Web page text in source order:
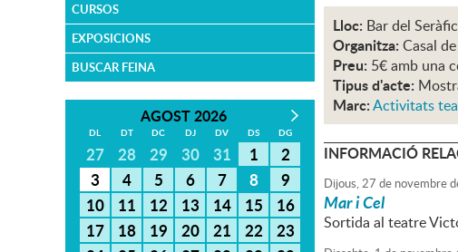
CURSOS
EXPOSICIONS
BUSCAR FEINA
AGOST 2026
DL DT DC DJ DV DS DG
27 28 29 30 31 1
2
3
4 5 6 7 8
9
10
11 12 13 14 15
16
17
18 19 20 21 22
23
Lloc: Bar del
Organitza: Casal
Preu: 5€ amb una
Tipus d'acte:
Marc:Activitats
INFORMACIÓ
Dijous,27 de novembre
Mar i Cel
Sortida al teatre